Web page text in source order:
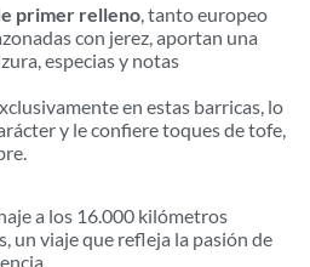
primer relleno , tanto europeo
con jerez, aportan una
especias y notas
en estas barricas, lo
y le confiere toques de tofe,
a los 16.000 kilómetros
un viaje que refleja la pasión de